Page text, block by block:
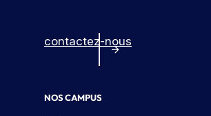
contactez-nous
NOS CAMPUS